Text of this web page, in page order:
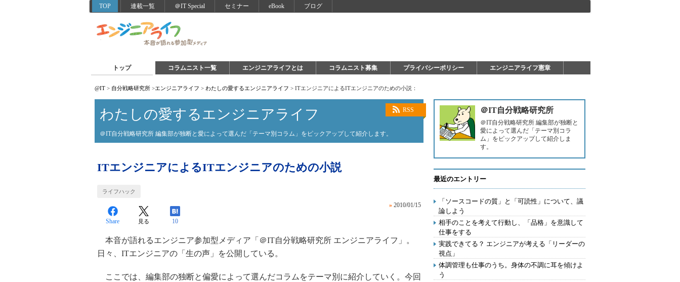
TOP 連載一覧 ＠IT Special セミナー eBook ブログ
トップ コラムニスト一覧 エンジニアライフとは コラムニスト募集 プライバシーポリシー エンジニアライフ憲章
@IT > 自分戦略研究所 >エンジニアライフ > わたしの愛するエンジニアライフ > ITエンジニアによるITエンジニアのための小説：
RSS
わたしの愛するエンジニアライフ
＠IT自分戦略研究所 編集部が独断と愛によって選んだ「テーマ別コラム」をピックアップして紹介します。
ITエンジニアによるITエンジニアのための小説
ライフハック
» 2010/01/15
Share 見る 10
本音が語れるエンジニア参加型メディア「＠IT自分戦略研究所 エンジニアライフ」。
日々、ITエンジニアの「生の声」を公開している。
ここでは、編集部の独断と偏愛によって選んだコラムをテーマ別に紹介していく。今回
＠IT自分戦略研究所
＠IT自分戦略研究所 編集部が独断と
愛によって選んだ「テーマ別コラ
ム」をピックアップして紹介しま
す。
最近のエントリー
「ソースコードの質」と「可読性」について、議
論しよう
相手のことを考えて行動し、「品格」を意識して
仕事をする
実践できてる？ エンジニアが考える「リーダーの
視点」
体調管理も仕事のうち。身体の不調に耳を傾けよ
う